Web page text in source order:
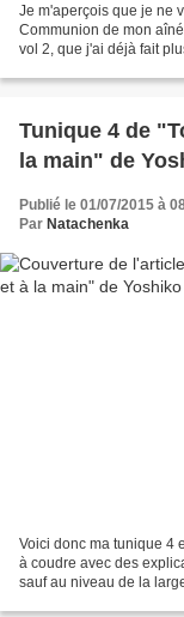
Je m'aperçois que je ne
Communion de mon
vol 2, que j'ai déjà fait
Tunique 4 de
la main" de
Publié le 01/07/2015 à
Par Natachenka
Voici donc ma tunique 4
à coudre avec des
sauf au niveau de la